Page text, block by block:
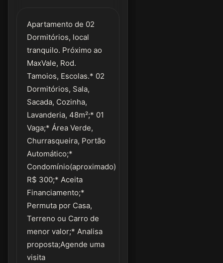
Apartamento de 02
Dormitórios, local
tranquilo. Próximo ao
MaxVale, Rod.
Tamoios, Escolas.* 02
Dormitórios, Sala,
Sacada, Cozinha,
Lavanderia, 48m²;* 01
Vaga;* Área Verde,
Churrasqueira, Portão
Automático;*
Condomínio(aproximado)
R$ 300;* Aceita
Financiamento;*
Permuta por Casa,
Terreno ou Carro de
menor valor;* Analisa
proposta;Agende uma
visita